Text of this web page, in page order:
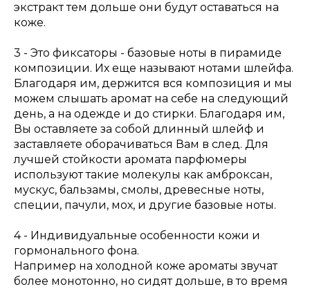
экстракт тем дольше они будут оставаться на
коже.
3 - Это фиксаторы - базовые ноты в пирамиде
композиции. Их еще называют нотами шлейфа.
Благодаря им, держится вся композиция и мы
можем слышать аромат на себе на следующий
день, а на одежде и до стирки. Благодаря им,
Вы оставляете за собой длинный шлейф и
заставляете оборачиваться Вам в след. Для
лучшей стойкости аромата парфюмеры
используют такие молекулы как амброксан,
мускус, бальзамы, смолы, древесные ноты,
специи, пачули, мох, и другие базовые ноты.
4 - Индивидуальные особенности кожи и
гормонального фона.
Например на холодной коже ароматы звучат
более монотонно, но сидят дольше, в то время